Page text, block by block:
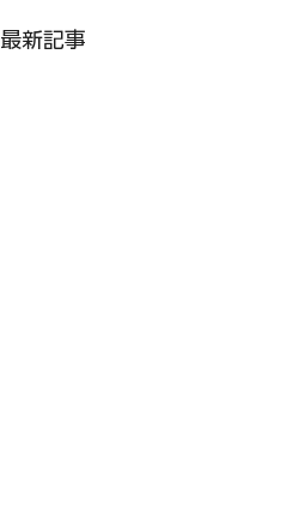
最新記事